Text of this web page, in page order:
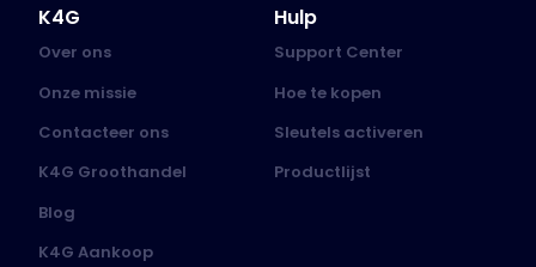
K4G
Over ons
Onze missie
Contacteer ons
K4G Groothandel
Blog
K4G Aankoop
Hulp
Support Center
Hoe te kopen
Sleutels activeren
Productlijst